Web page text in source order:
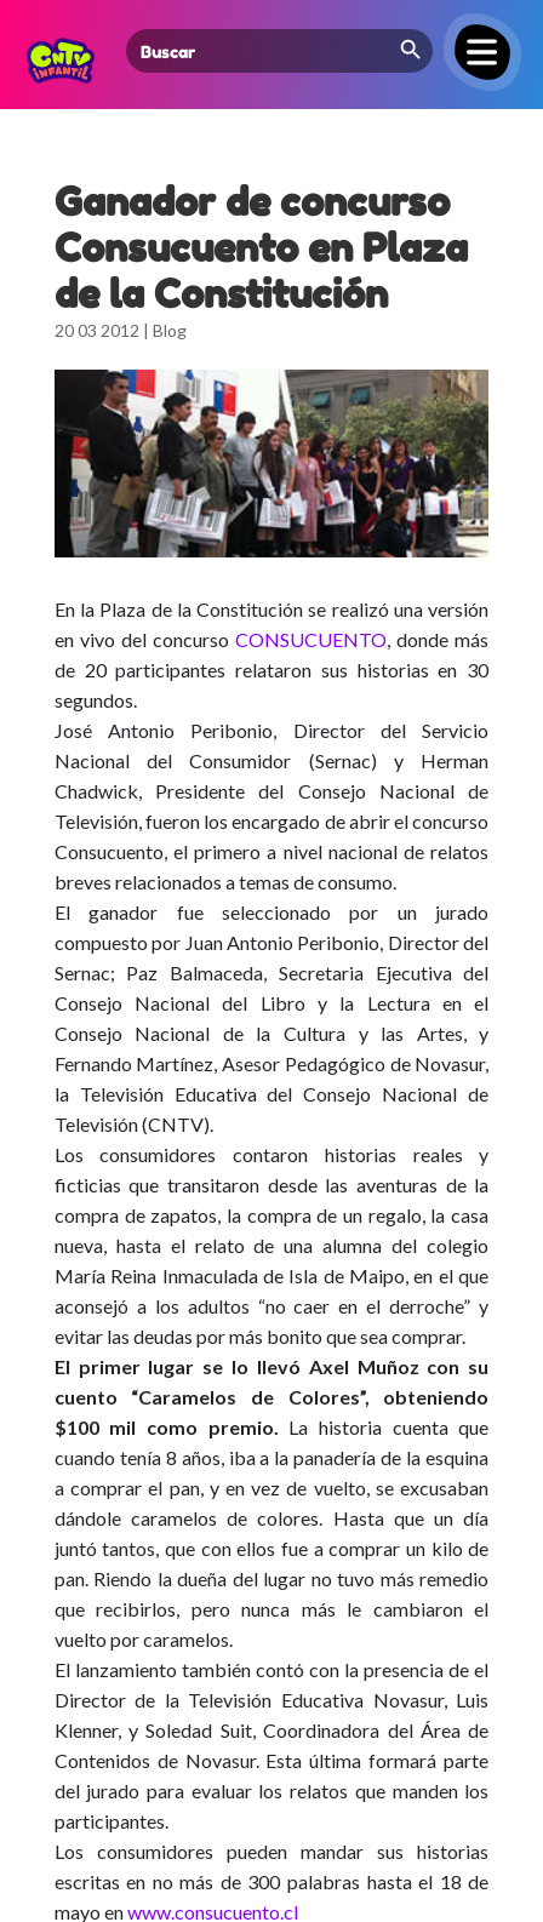
Search
for:
Search Button
Ganador de concurso
Consucuento en Plaza
de la Constitución
20 03 2012 | Blog
En la Plaza de la Constitución se realizó una versión
en vivo del concursoCONSUCUENTO, donde más
de 20 participantes relataron sus historias en 30
segundos.
José Antonio Peribonio, Director del Servicio
Nacional del Consumidor (Sernac) y Herman
Chadwick, Presidente del Consejo Nacional de
Televisión, fueron los encargado de abrir el concurso
Consucuento, el primero a nivel nacional de relatos
breves relacionados a temas de consumo.
El ganador fue seleccionado por un jurado
compuesto por Juan Antonio Peribonio, Director del
Sernac; Paz Balmaceda, Secretaria Ejecutiva del
Consejo Nacional del Libro y la Lectura en el
Consejo Nacional de la Cultura y las Artes, y
Fernando Martínez, Asesor Pedagógico de Novasur,
la Televisión Educativa del Consejo Nacional de
Televisión (CNTV).
Los consumidores contaron historias reales y
ficticias que transitaron desde las aventuras de la
compra de zapatos, la compra de un regalo, la casa
nueva, hasta el relato de una alumna del colegio
María Reina Inmaculada de Isla de Maipo, en el que
aconsejó a los adultos “no caer en el derroche” y
evitar las deudas por más bonito que sea comprar.
El primer lugar se lo llevó Axel Muñoz con su
cuento “Caramelos de Colores”, obteniendo
$100 mil como premio. La historia cuenta que
cuando tenía 8 años, iba a la panadería de la esquina
a comprar el pan, y en vez de vuelto, se excusaban
dándole caramelos de colores. Hasta que un día
juntó tantos, que con ellos fue a comprar un kilo de
pan. Riendo la dueña del lugar no tuvo más remedio
que recibirlos, pero nunca más le cambiaron el
vuelto por caramelos.
El lanzamiento también contó con la presencia de el
Director de la Televisión Educativa Novasur, Luis
Klenner, y Soledad Suit, Coordinadora del Área de
Contenidos de Novasur. Esta última formará parte
del jurado para evaluar los relatos que manden los
participantes.
Los consumidores pueden mandar sus historias
escritas en no más de 300 palabras hasta el 18 de
mayo enwww.consucuento.cl